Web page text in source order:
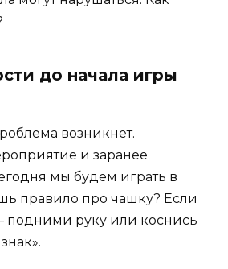
до начала игры
возникнет.
и заранее
мы будем играть в
правило про чашку? Если
подними руку или коснись